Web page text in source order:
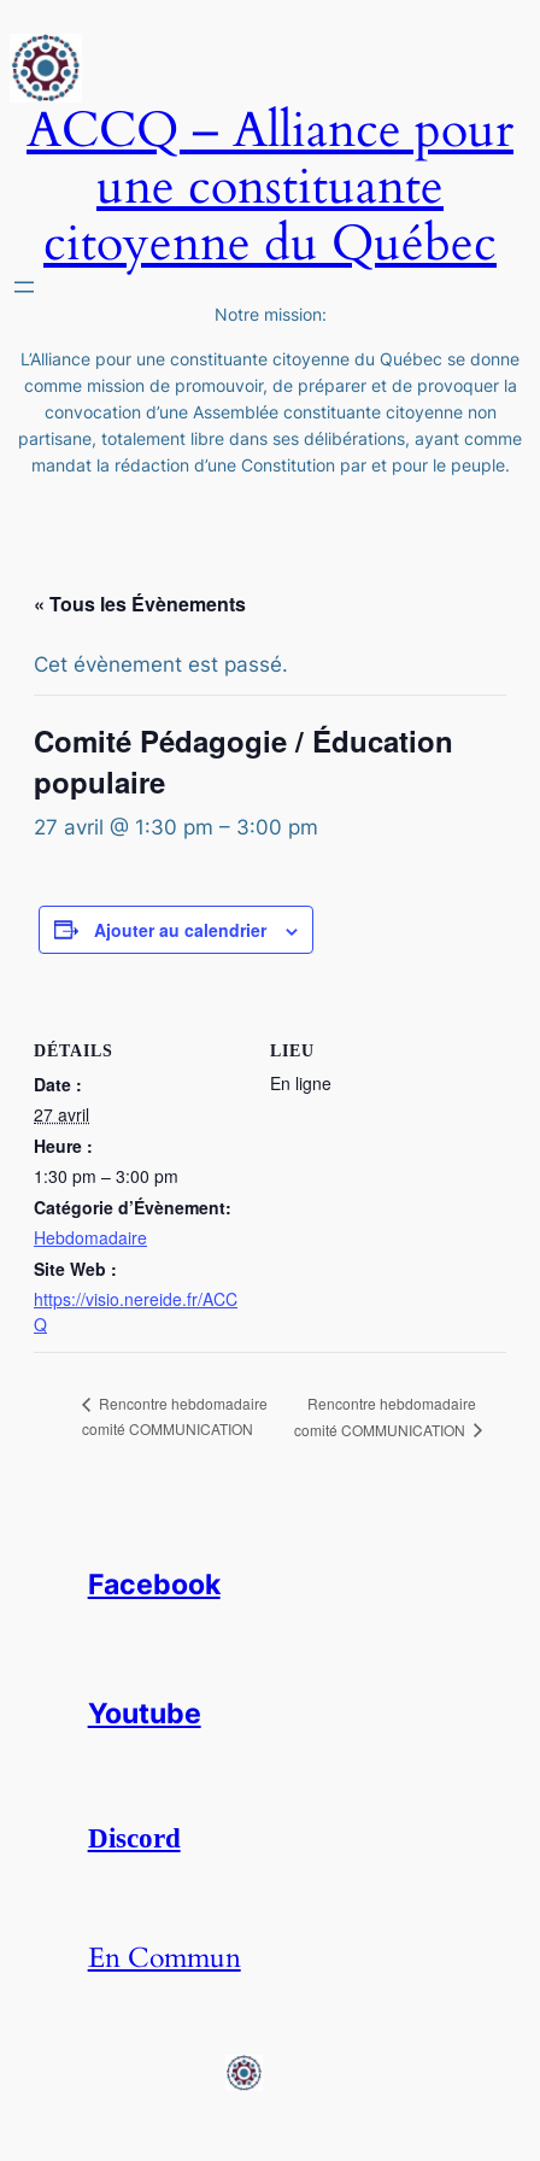
ACCQ – Alliance pour
une constituante
citoyenne du Québec
Notre mission:
L’Alliance pour une constituante citoyenne du Québec se donne
comme mission de promouvoir, de préparer et de provoquer la
convocation d’une Assemblée constituante citoyenne non
partisane, totalement libre dans ses délibérations, ayant comme
mandat la rédaction d’une Constitution par et pour le peuple.
« Tous les Évènements
Cet évènement est passé.
Comité Pédagogie / Éducation
populaire
27 avril @ 1:30 pm – 3:00 pm
Ajouter au calendrier
DÉTAILS
Date :
27 avril
Heure :
1:30 pm – 3:00 pm
Catégorie d’Évènement:
Hebdomadaire
Site Web :
https://visio.nereide.fr/ACC
Q
LIEU
En ligne
Rencontre hebdomadaire
comité COMMUNICATION
Rencontre hebdomadaire
comité COMMUNICATION
Facebook
Youtube
Discord
En Commun